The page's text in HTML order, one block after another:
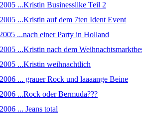
...Kristin Businesslike Teil 2
...Kristin auf dem 7ten Ident Event
...nach einer Party in Holland
...Kristin nach dem
...Kristin weihnachtlich
... grauer Rock und laaaange Beine
...Rock oder Bermuda???
... Jeans total